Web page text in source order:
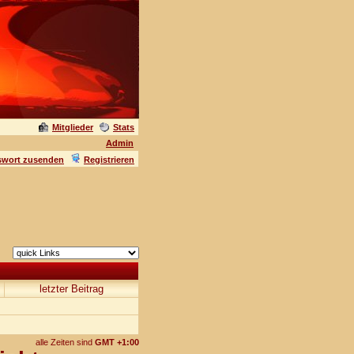
Mitglieder
Stats
Admin
zusenden Registrieren
letzter Beitrag
alle Zeiten sind GMT +1:00